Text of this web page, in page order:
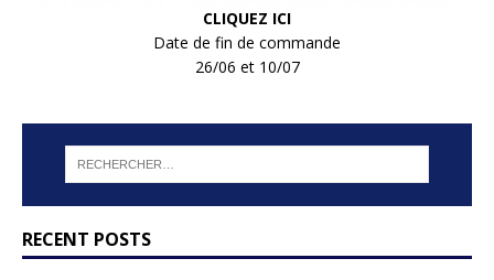
CLIQUEZ ICI
Date de fin de commande
26/06 et 10/07
RECENT POSTS